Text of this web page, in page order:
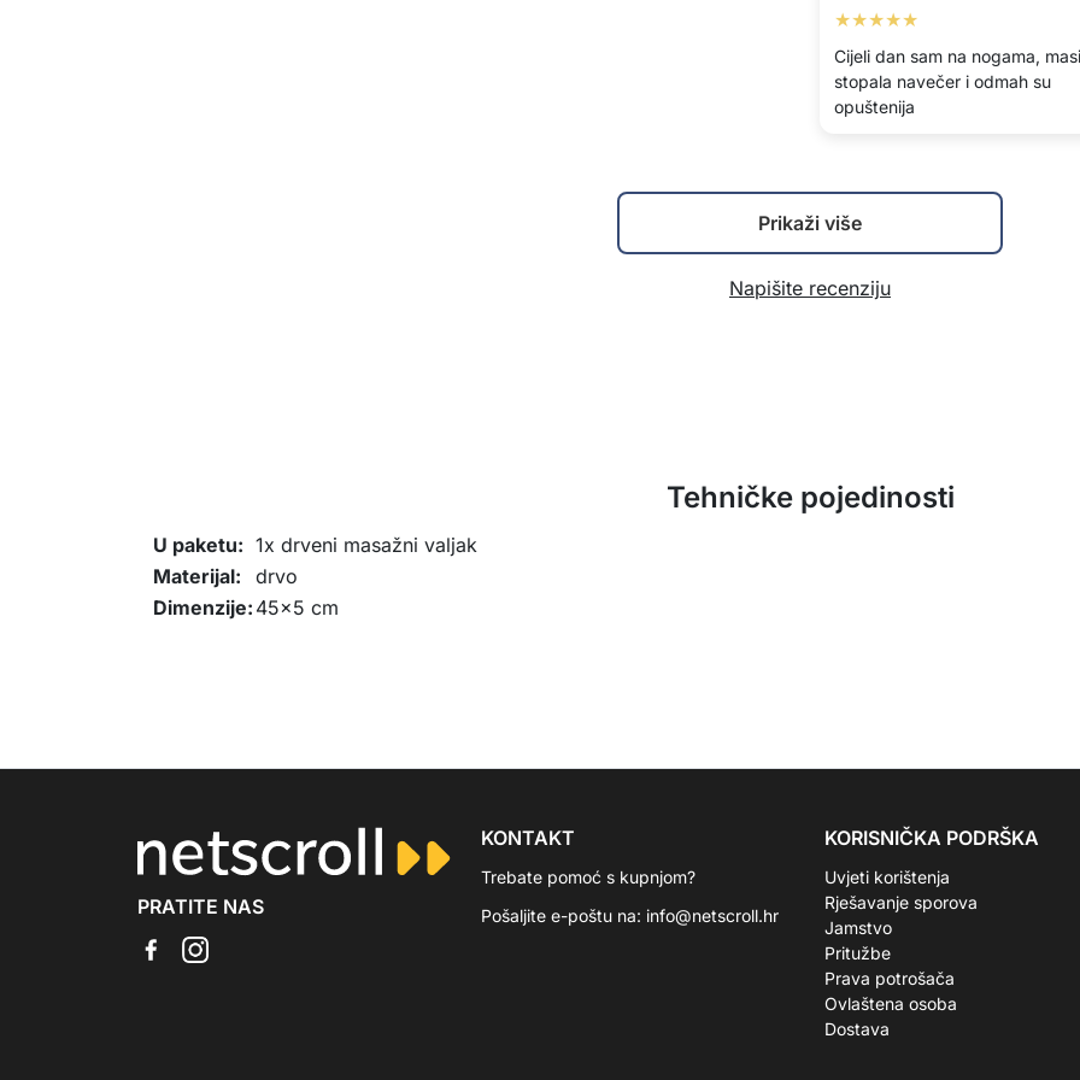
★★★★★
Cijeli dan sam na nogama,
stopala navečer i odmah su
opuštenija
Prikaži više
Napišite recenziju
Tehničke pojedinosti
U paketu: 1x drveni masažni valjak
Materijal:
drvo
Dimenzije: 45x5 cm
PRATITE NAS
KONTAKT
Trebate pomoć s kupnjom?
Pošaljite e-poštu na: info@netscroll.hr
KORISNIČKA PODRŠKA
Uvjeti korištenja
Rješavanje sporova
Jamstvo
Pritužbe
Prava potrošača
Ovlaštena osoba
Dostava